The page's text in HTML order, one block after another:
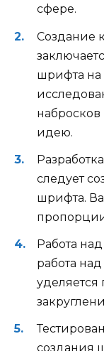
сфере.
Создание
шрифта на
набросков
идею.
следует
шрифта.
Работа
работа
уделяется
создания